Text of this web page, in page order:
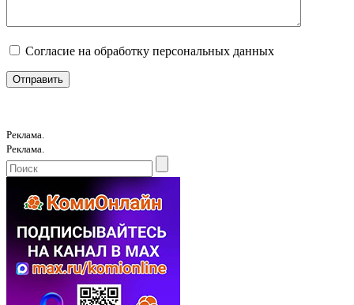
Согласие на обработку персональных данных
Реклама.
Реклама.